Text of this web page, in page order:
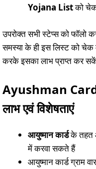
Yojana Listको
उपरोक्त सभी स्टेप्स को फॉलो
समस्या के ही इस लिस्ट को
करके इसका लाभ प्राप्त कर
Ayushman
लाभ एवं विशेषताएं
आयुष्मान कार्डके तहत
में करवा सकते हैं
आयुष्मान कार्ड ग्राम